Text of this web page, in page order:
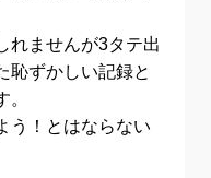
れませんが3タテ出
恥ずかしい記録と
。
う！とはならない